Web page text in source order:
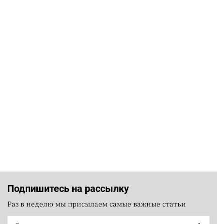
Подпишитесь на рассылку
Раз в неделю мы присылаем самые важные статьи